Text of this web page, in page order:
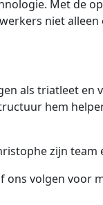
Met de
niet
als triatleet
hem
zijn
volgen voor